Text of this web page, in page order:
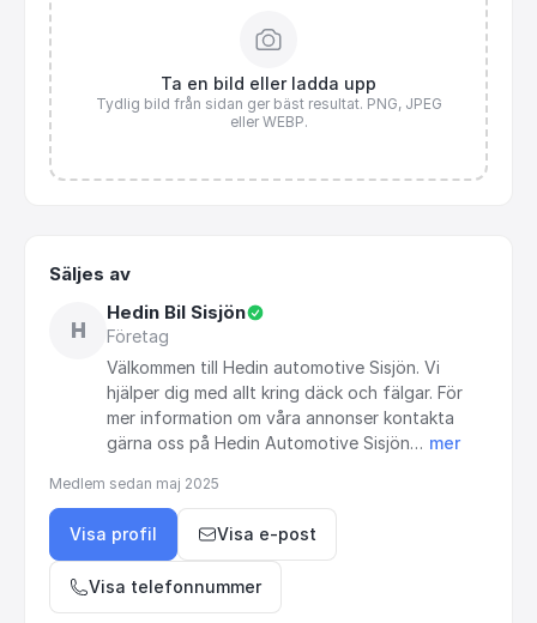
Ta en bild eller ladda upp
Tydlig bild från sidan ger bäst resultat. PNG, JPEG
eller WEBP.
Säljes av
H
Hedin Bil Sisjön
Företag
Välkommen till Hedin automotive Sisjön. Vi
hjälper dig med allt kring däck och fälgar. För
mer information om våra annonser kontakta
gärna oss på Hedin Automotive Sisjön… mer
Medlem sedan maj 2025
Visa profil Visa e-post
Visa telefonnummer